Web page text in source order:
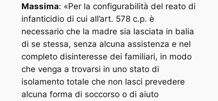
Massima: «Per la configurabilità del reato di
infanticidio di cui all’art. 578 c.p. è
necessario che la madre sia lasciata in balia
di se stessa, senza alcuna assistenza e nel
completo disinteresse dei familiari, in modo
che venga a trovarsi in uno stato di
isolamento totale che non lasci prevedere
alcuna forma di soccorso o di aiuto